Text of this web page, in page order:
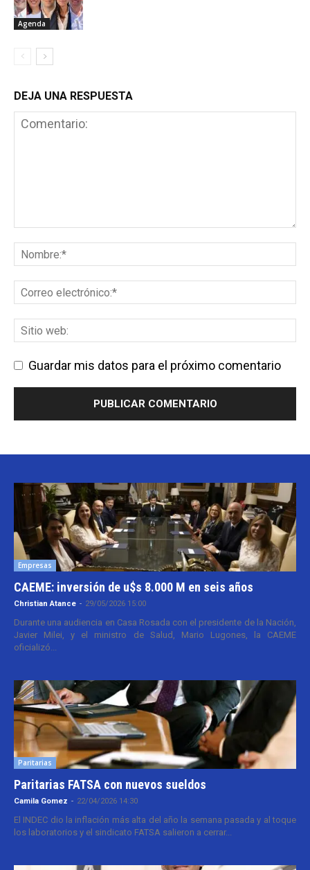
Agenda
DEJA UNA RESPUESTA
Guardar mis datos para el próximo comentario
Empresas
CAEME: inversión de u$s 8.000 M en seis años
Christian Atance - 29/05/2026 15:00
Durante una audiencia en Casa Rosada con el presidente de la Nación,
Javier Milei, y el ministro de Salud, Mario Lugones, la CAEME
oficializó...
Paritarias
Paritarias FATSA con nuevos sueldos
Camila Gomez - 22/04/2026 14:30
El INDEC dio la inflación más alta del año la semana pasada y al toque
los laboratorios y el sindicato FATSA salieron a cerrar...